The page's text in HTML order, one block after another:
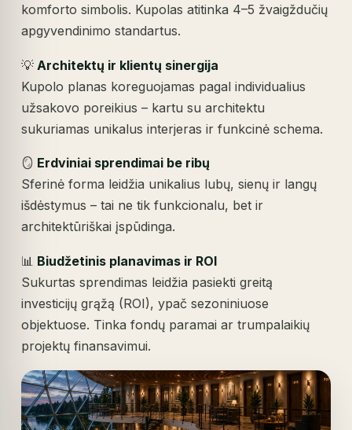
komforto simbolis. Kupolas atitinka 4–5 žvaigždučių
apgyvendinimo standartus.
💡 Architektų ir klientų sinergija
Kupolo planas koreguojamas pagal individualius
užsakovo poreikius – kartu su architektu
sukuriamas unikalus interjeras ir funkcinė schema.
🪞 Erdviniai sprendimai be ribų
Sferinė forma leidžia unikalius lubų, sienų ir langų
išdėstymus – tai ne tik funkcionalu, bet ir
architektūriškai įspūdinga.
📊 Biudžetinis planavimas ir ROI
Sukurtas sprendimas leidžia pasiekti greitą
investicijų grąžą (ROI), ypač sezoniniuose
objektuose. Tinka fondų paramai ar trumpalaikių
projektų finansavimui.